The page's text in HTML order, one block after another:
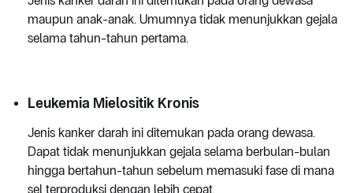
maupun anak-anak. Umumnya tidak menunjukkan gejala
selama tahun-tahun pertama.
Leukemia Mielositik Kronis
Jenis kanker darah ini ditemukan pada orang dewasa.
Dapat tidak menunjukkan gejala selama berbulan-bulan
hingga bertahun-tahun sebelum memasuki fase di mana
sel terproduksi dengan lebih cepat.